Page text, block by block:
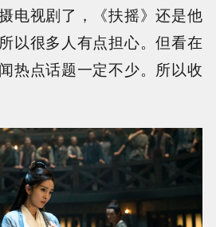
电视剧了，《扶摇》还是他
以很多人有点担心。但看在
热点话题一定不少。所以收